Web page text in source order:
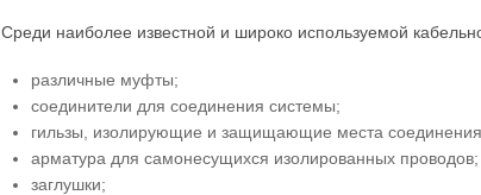
Среди наиболее известной и широко используемой
различные муфты;
соединители для соединения системы;
гильзы, изолирующие и защищающие места
арматура для самонесущихся изолированных проводов;
заглушки;